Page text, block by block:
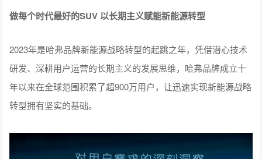
做每个时代最好的SUV 以长期主义赋能新能源转型
2023年是哈弗品牌新能源战略转型的起跳之年，凭借潜心技术
研发、深耕用户运营的长期主义的发展思维，哈弗品牌成立十
年以来在全球范围积累了超900万用户，让迅速实现新能源战略
转型拥有坚实的基础。